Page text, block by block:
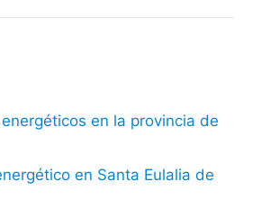
en la provincia de
en Santa Eulalia de